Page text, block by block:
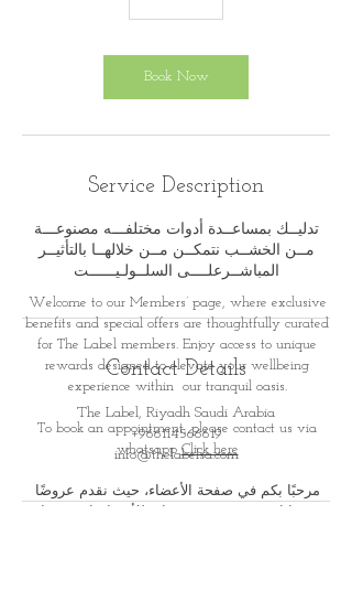
Book Now
Service Description
تدليــك بمساعــدة أدوات مختلفـــه مصنوعـــة
مــن الخشــب نتمكــن مــن خلالهــا بالتأثيــر
المباشــرعلــــى السلــولـيــــــت
Contact Details
The Label, Riyadh Saudi Arabia
+966114566619
info@thelabelsa.com
Welcome to our Members’ page, where exclusive
benefits and special offers are thoughtfully curated
for The Label members. Enjoy access to unique
rewards designed to elevate your wellbeing
experience within our tranquil oasis.
To book an appointment, please contact us via
whatsapp Click here
مرحبًا بكم في صفحة الأعضاء، حيث نقدم عروضًا